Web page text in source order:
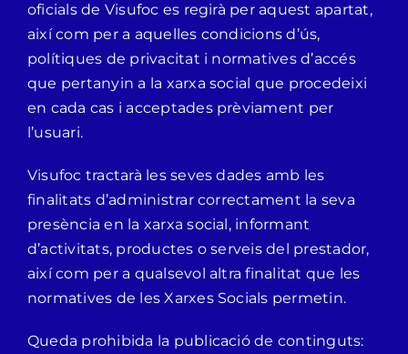
oficials de Visufoc es regirà per aquest apartat,
així com per a aquelles condicions d’ús,
polítiques de privacitat i normatives d’accés
que pertanyin a la xarxa social que procedeixi
en cada cas i acceptades prèviament per
l’usuari.
Visufoc tractarà les seves dades amb les
finalitats d’administrar correctament la seva
presència en la xarxa social, informant
d’activitats, productes o serveis del prestador,
així com per a qualsevol altra finalitat que les
normatives de les Xarxes Socials permetin.
Queda prohibida la publicació de continguts: